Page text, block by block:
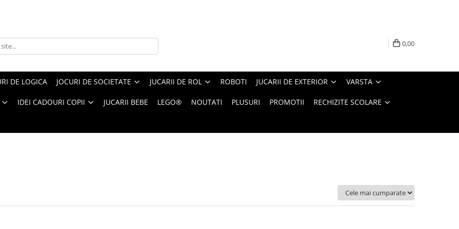
0,00
DE LOGICA JOCURI DE SOCIETATE JUCARII DE ROL ROBOTI JUCARII DE EXTERIOR VARSTA
IDEI CADOURI COPII JUCARII BEBE LEGO® NOUTATI PLUSURI PROMOTII RECHIZITE SCOLARE